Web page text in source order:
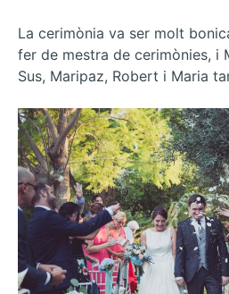
La cerimònia va ser molt
fer de mestra de cerimònies, i
Sus, Maripaz, Robert i Maria